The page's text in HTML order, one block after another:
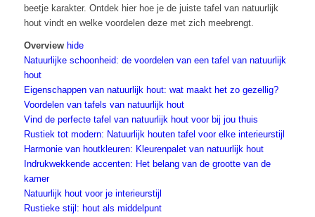
beetje karakter. Ontdek hier hoe je de juiste tafel van natuurlijk
hout vindt en welke voordelen deze met zich meebrengt.
Overview hide
Natuurlijke schoonheid: de voordelen van een tafel van natuurlijk
hout
Eigenschappen van natuurlijk hout: wat maakt het zo gezellig?
Voordelen van tafels van natuurlijk hout
Vind de perfecte tafel van natuurlijk hout voor bij jou thuis
Rustiek tot modern: Natuurlijk houten tafel voor elke interieurstijl
Harmonie van houtkleuren: Kleurenpalet van natuurlijk hout
Indrukwekkende accenten: Het belang van de grootte van de
kamer
Natuurlijk hout voor je interieurstijl
Rustieke stijl: hout als middelpunt